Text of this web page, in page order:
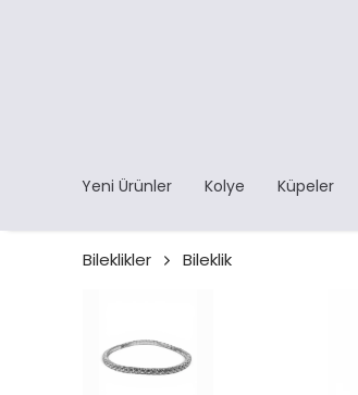
Yeni Ürünler Kolye Küpeler
Bileklikler Bileklik